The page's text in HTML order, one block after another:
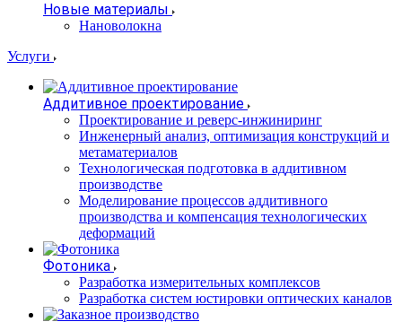
Новые материалы
Нановолокна
Услуги
Аддитивное проектирование
Проектирование и реверс-инжиниринг
Инженерный анализ, оптимизация конструкций и
метаматериалов
Технологическая подготовка в аддитивном
производстве
Моделирование процессов аддитивного
производства и компенсация технологических
деформаций
Фотоника
Разработка измерительных комплексов
Разработка систем юстировки оптических каналов